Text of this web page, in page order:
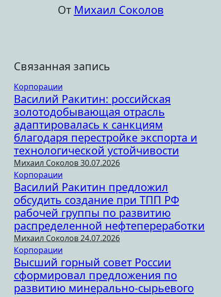
От Михаил Соколов
Связанная запись
Корпорации
Василий Ракитин: российская
золотодобывающая отрасль
адаптировалась к санкциям
благодаря перестройке экспорта и
технологической устойчивости
Михаил Соколов30.07.2026
Корпорации
Василий Ракитин предложил
обсудить создание при ТПП РФ
рабочей группы по развитию
распределенной нефтепереработки
Михаил Соколов24.07.2026
Корпорации
Высший горный совет России
сформировал предложения по
развитию минерально-сырьевого